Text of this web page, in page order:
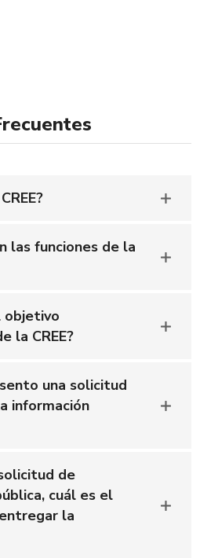
las funciones de la
objetivo
la CREE?
una solicitud
información
de
cuál es el
la